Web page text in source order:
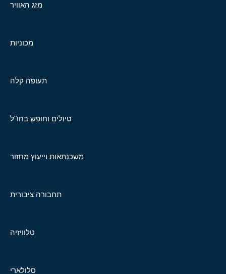
מזג האוויר
מכוניות
תעופה קלה
טיולים וחופש בחו"ל
משכנתאות וייעוץ מחזור
תחבורה ציבורית
טלוויזיה
סלולארי